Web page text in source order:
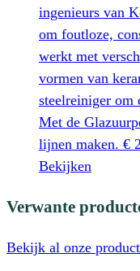
ingenieurs van
om foutloze,
werkt met
vormen van
steelreiniger om
Met de
lijnen maken. €
Bekijken
Verwante
Bekijk al onze